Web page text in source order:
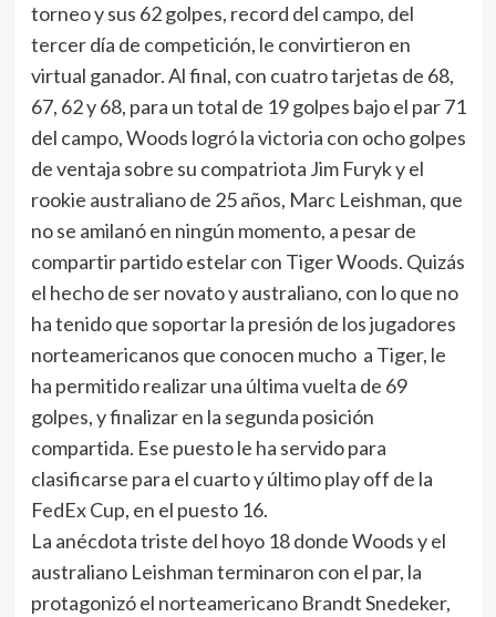
torneo y sus 62 golpes, record del campo, del
tercer día de competición, le convirtieron en
virtual ganador. Al final, con cuatro tarjetas de 68,
67, 62 y 68, para un total de 19 golpes bajo el par 71
del campo, Woods logró la victoria con ocho golpes
de ventaja sobre su compatriota Jim Furyk y el
rookie australiano de 25 años, Marc Leishman, que
no se amilanó en ningún momento, a pesar de
compartir partido estelar con Tiger Woods. Quizás
el hecho de ser novato y australiano, con lo que no
ha tenido que soportar la presión de los jugadores
norteamericanos que conocen mucho a Tiger, le
ha permitido realizar una última vuelta de 69
golpes, y finalizar en la segunda posición
compartida. Ese puesto le ha servido para
clasificarse para el cuarto y último play off de la
FedEx Cup, en el puesto 16.
La anécdota triste del hoyo 18 donde Woods y el
australiano Leishman terminaron con el par, la
protagonizó el norteamericano Brandt Snedeker,